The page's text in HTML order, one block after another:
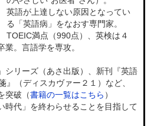
英語が上達しない原因となってい
る「英語病」をなおす専門家。
TOEIC満点（990点）、英検は４
。言語学を専攻。
シリーズ（あさ出版）、新刊『英語
』（ディスカヴァー２１）など、
突破（書籍の一覧はこちら ）
時代」を終わらせることを目指して